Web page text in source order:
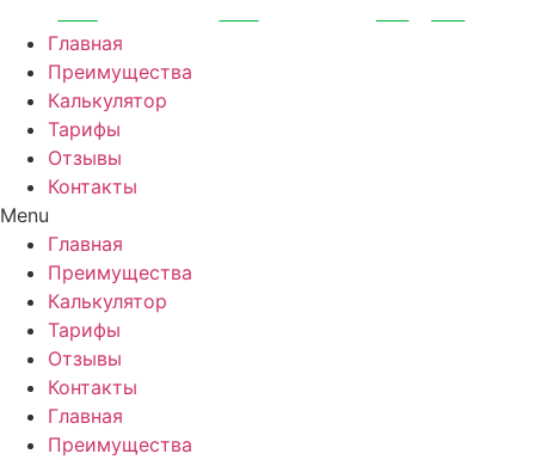
Перейти
содержимому
Главная
Преимущества
Калькулятор
Тарифы
Отзывы
Контакты
Menu
Главная
Преимущества
Калькулятор
Тарифы
Отзывы
Контакты
Главная
Преимущества